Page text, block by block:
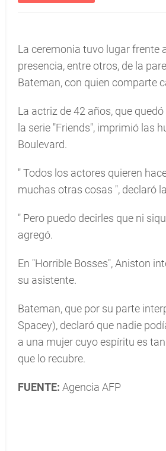
La ceremonia tuvo lugar frente
presencia, entre otros, de la
Bateman, con quien comparte
La actriz de 42 años, que
la serie "Friends", imprimió las
Boulevard.
"Todos los actores quieren
muchas otras cosas ", declaró
" Pero puedo decirles que ni
agregó.
En "Horrible Bosses", Aniston
su asistente.
Bateman, que por su parte
Spacey), declaró que nadie
a una mujer cuyo espíritu es
que lo recubre.
FUENTE: Agencia AFP